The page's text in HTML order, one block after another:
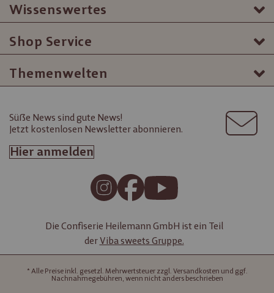
Wissenswertes
Shop Service
Themenwelten
Süße News sind gute News!
Jetzt kostenlosen Newsletter abonnieren.
Hier anmelden
Die Confiserie Heilemann GmbH ist ein Teil
derViba sweets Gruppe.
* Alle Preise inkl. gesetzl. Mehrwertsteuer zzgl. Versandkosten und ggf.
Nachnahmegebühren, wenn nicht anders beschrieben